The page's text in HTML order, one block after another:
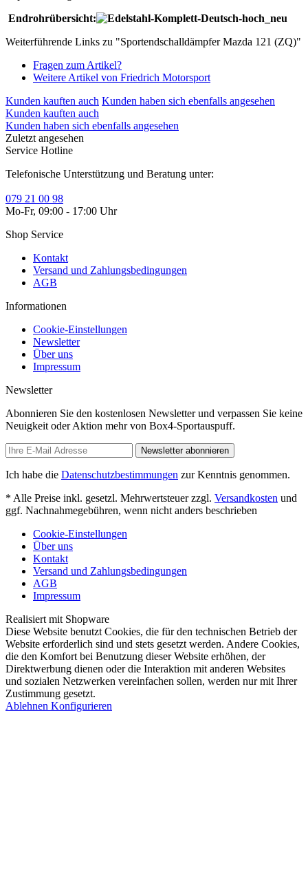
Endrohrübersicht:
Weiterführende Links zu "Sportendschalldämpfer Mazda 121 (ZQ)"
Fragen zum Artikel?
Weitere Artikel von Friedrich Motorsport
Kunden kauften auch Kunden haben sich ebenfalls angesehen
Kunden kauften auch
Kunden haben sich ebenfalls angesehen
Zuletzt angesehen
Service Hotline
Telefonische Unterstützung und Beratung unter:
079 21 00 98
Mo-Fr, 09:00 - 17:00 Uhr
Shop Service
Kontakt
Versand und Zahlungsbedingungen
AGB
Informationen
Cookie-Einstellungen
Newsletter
Über uns
Impressum
Newsletter
Abonnieren Sie den kostenlosen Newsletter und verpassen Sie keine
Neuigkeit oder Aktion mehr von Box4-Sportauspuff.
Newsletter abonnieren
Ich habe die Datenschutzbestimmungen zur Kenntnis genommen.
* Alle Preise inkl. gesetzl. Mehrwertsteuer zzgl. Versandkosten und
ggf. Nachnahmegebühren, wenn nicht anders beschrieben
Cookie-Einstellungen
Über uns
Kontakt
Versand und Zahlungsbedingungen
AGB
Impressum
Realisiert mit Shopware
Diese Website benutzt Cookies, die für den technischen Betrieb der
Website erforderlich sind und stets gesetzt werden. Andere Cookies,
die den Komfort bei Benutzung dieser Website erhöhen, der
Direktwerbung dienen oder die Interaktion mit anderen Websites
und sozialen Netzwerken vereinfachen sollen, werden nur mit Ihrer
Zustimmung gesetzt.
Ablehnen Konfigurieren